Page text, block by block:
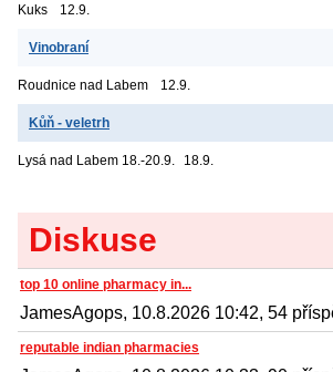
Kuks 12.9.
Vinobraní
Roudnice nad Labem 12.9.
Kůň - veletrh
Lysá nad Labem 18.-20.9. 18.9.
Diskuse
top 10 online pharmacy in...
JamesAgops, 10.8.2026 10:42, 54
reputable indian pharmacies